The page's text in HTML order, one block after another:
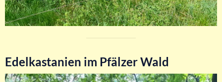
Edelkastanien im Pfälzer Wald